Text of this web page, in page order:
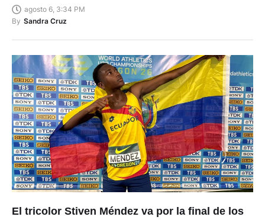
agosto 6, 3:34 PM
By Sandra Cruz
El tricolor Stiven Méndez va por la final de los